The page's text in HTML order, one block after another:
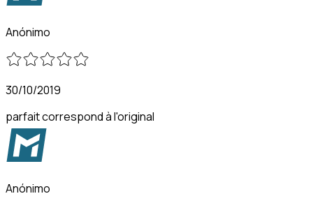
Anónimo
30/10/2019
parfait correspond à l'original
Anónimo